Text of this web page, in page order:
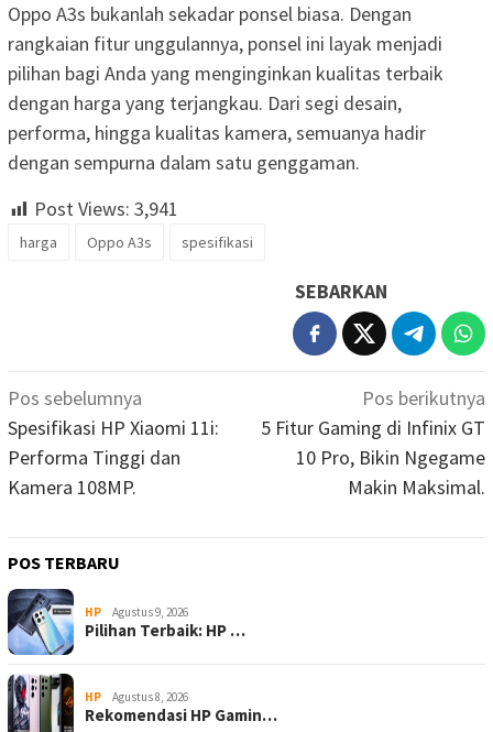
Oppo A3s bukanlah sekadar ponsel biasa. Dengan
rangkaian fitur unggulannya, ponsel ini layak menjadi
pilihan bagi Anda yang menginginkan kualitas terbaik
dengan harga yang terjangkau. Dari segi desain,
performa, hingga kualitas kamera, semuanya hadir
dengan sempurna dalam satu genggaman.
Post Views: 3,941
harga Oppo A3s spesifikasi
SEBARKAN
Navigasi
pos
Pos sebelumnya
Spesifikasi HP Xiaomi 11i:
Performa Tinggi dan
Kamera 108MP.
Pos berikutnya
5 Fitur Gaming di Infinix GT
10 Pro, Bikin Ngegame
Makin Maksimal.
POS TERBARU
HP Agustus 9, 2026
Pilihan Terbaik: HP …
HP Agustus 8, 2026
Rekomendasi HP Gamin…